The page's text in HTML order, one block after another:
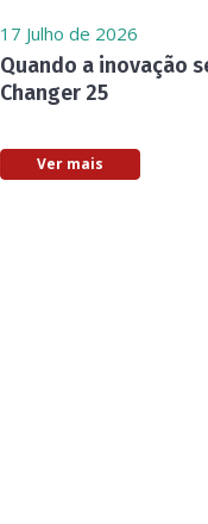
17 Julho de 2026
Quando a inovação
Changer 25
Ver mais